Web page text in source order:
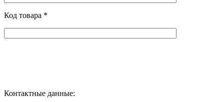
Код товара *
Контактные данные: